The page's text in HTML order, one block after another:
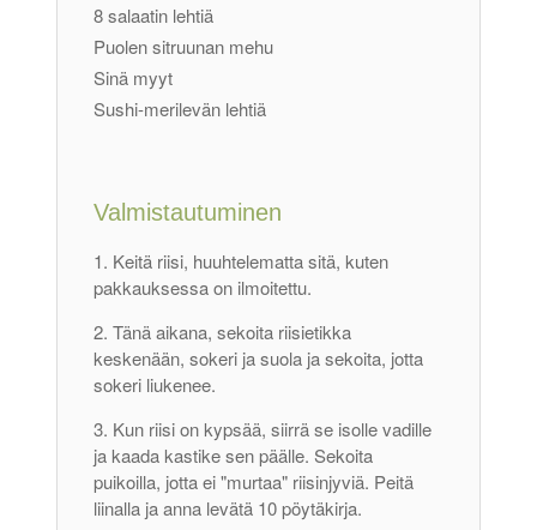
8 salaatin lehtiä
Puolen sitruunan mehu
Sinä myyt
Sushi-merilevän lehtiä
Valmistautuminen
Keitä riisi, huuhtelematta sitä, kuten
pakkauksessa on ilmoitettu.
Tänä aikana, sekoita riisietikka
keskenään, sokeri ja suola ja sekoita, jotta
sokeri liukenee.
Kun riisi on kypsää, siirrä se isolle vadille
ja kaada kastike sen päälle. Sekoita
puikoilla, jotta ei "murtaa" riisinjyviä. Peitä
liinalla ja anna levätä 10 pöytäkirja.